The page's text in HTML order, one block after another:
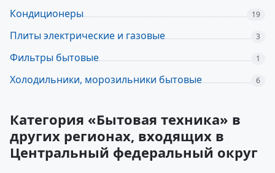
Кондиционеры 19
Плиты электрические и газовые 3
Фильтры бытовые 1
Холодильники, морозильники бытовые 6
Категория «Бытовая техника» в
других регионах, входящих в
Центральный федеральный округ